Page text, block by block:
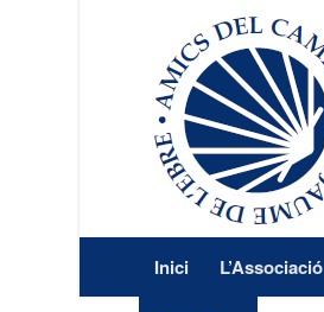
Inici L’Associació